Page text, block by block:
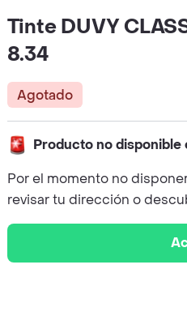
Tinte DUVY
8.34
Agotado
Producto no disponible
Por el momento no
revisar tu dirección o